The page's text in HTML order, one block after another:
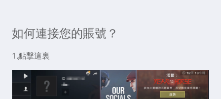
如何連接您的賬號？
1.點擊這裏